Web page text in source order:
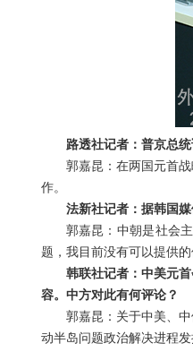
路透社记者：普京总
郭嘉昆：在两国元首
作。
法新社记者：据韩国
郭嘉昆：中朝是社会
题，我目前没有可以提供的
韩联社记者：中美元
容。中方对此有何评论？
郭嘉昆：关于中美、
动半岛问题政治解决进程发